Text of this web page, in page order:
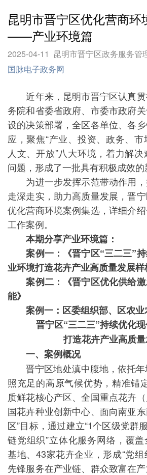
昆明市晋宁区优化营商环
——产业环境篇
2025-04-11 昆明市晋宁区政务服务管
国脉电子政务网
近年来，昆明市晋宁区认真贯
务院和省委省政府、市委市政府
设的决策部署，全区各单位、各
应，聚焦“产业、投资、政务、市
人文、开放”八大环境，着力解
问题，形成了一批具有积极成效的
为进一步发挥示范带动作用，
走深走实，助力高质量发展，晋
优化营商环境案例集选，详细介
工作案例。
本期分享产业环境篇：
案例一：《晋宁区“三二三”持
业环境打造花卉产业高质量发展样
案例二：《晋宁区优化供给激
能》
案例一：区委组织部、区农业
晋宁区“三二三”持续优化现
打造花卉产业高质
一、案例概况
晋宁区地处滇中腹地，依托
照充足的高原气候优势，精准锚
质鲜花核心产区、全国重点花卉
国花卉种业创新中心、面向南亚
区”目标，通过建立“1个区级党群
链党组织”立体化服务网络，覆
基地、43家花卉企业，形成“党组
先锋服务在产业链、群众致富在产